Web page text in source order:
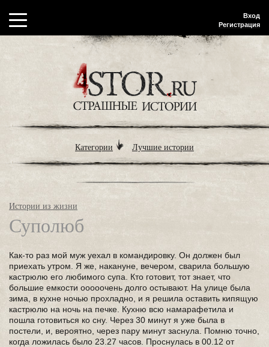
Вход
Регистрация
Категории Лучшие истории
Истории из жизни
Суполюб
Как-то раз мой муж уехал в командировку. Он должен был
приехать утром. Я же, накануне, вечером, сварила большую
кастрюлю его любимого супа. Кто готовит, тот знает, что
большие емкости ооооочень долго остывают. На улице была
зима, в кухне ночью прохладно, и я решила оставить кипящую
кастрюлю на ночь на печке. Кухню всю намарафетила и
пошла готовиться ко сну. Через 30 минут я уже была в
постели, и, вероятно, через пару минут заснула. Помню точно,
когда ложилась было 23.27 часов. Проснулась в 00.12 от